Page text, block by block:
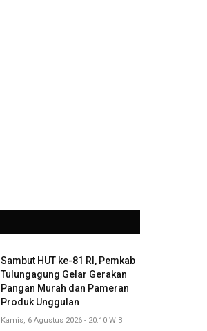
Sambut HUT ke-81 RI, Pemkab
Tulungagung Gelar Gerakan
Pangan Murah dan Pameran
Produk Unggulan
Kamis, 6 Agustus 2026 - 20:10 WIB